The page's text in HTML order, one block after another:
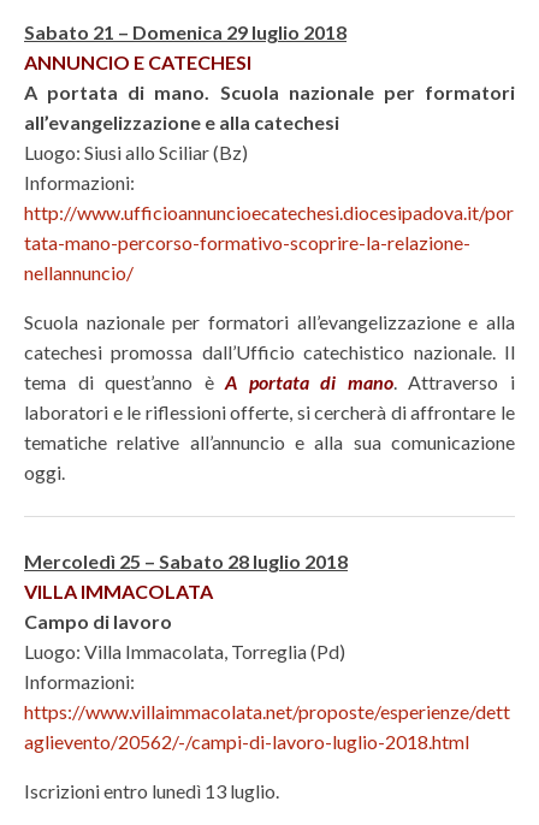
Sabato 21 – Domenica 29 luglio 2018
ANNUNCIO E CATECHESI
A portata di mano. Scuola nazionale per formatori
all’evangelizzazione e alla catechesi
Luogo: Siusi allo Sciliar (Bz)
Informazioni:
http://www.ufficioannuncioecatechesi.diocesipadova.it/por
tata-mano-percorso-formativo-scoprire-la-relazione-
nellannuncio/
Scuola nazionale per formatori all’evangelizzazione e alla
catechesi promossa dall’Ufficio catechistico nazionale. Il
tema di quest’anno èA portata di mano. Attraverso i
laboratori e le riflessioni offerte, si cercherà di affrontare le
tematiche relative all’annuncio e alla sua comunicazione
oggi.
Mercoledì 25 – Sabato 28 luglio 2018
VILLA IMMACOLATA
Campo di lavoro
Luogo: Villa Immacolata, Torreglia (Pd)
Informazioni:
https://www.villaimmacolata.net/proposte/esperienze/dett
aglievento/20562/-/campi-di-lavoro-luglio-2018.html
Iscrizioni entro lunedì 13 luglio.